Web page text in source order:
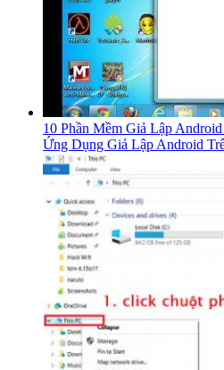
10 Phần Mềm Giả Lập
Ứng Dụng Giả Lập Android